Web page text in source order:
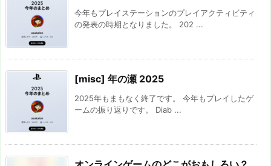
今年もプレイステーションのプレイアクティビティ
の発表の時期となりました。 202 ...
[misc] 年の瀬 2025
2025年もまもなく終了です。 今年もプレイしたゲ
ームの振り返りです。 Diab ...